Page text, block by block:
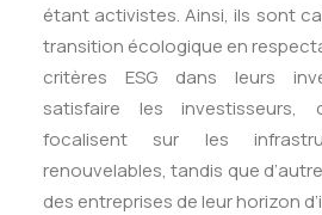
étant activistes. Ainsi, ils sont
transition écologique en
critères ESG dans leurs
satisfaire les investisseurs,
focalisent sur les
renouvelables, tandis que
des entreprises de leur horizon